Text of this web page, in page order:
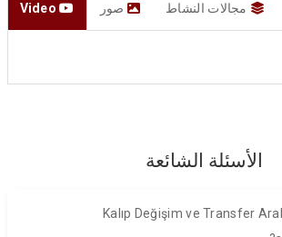
Video صور مجالات النشاط
الأسئلة الشائعة
Kalıp Değişim ve Transfer